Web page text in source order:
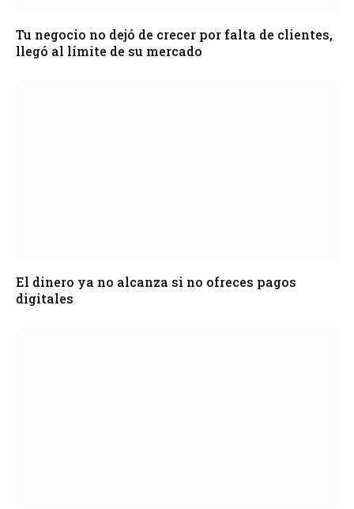
Tu negocio no dejó de crecer por falta de clientes,
llegó al límite de su mercado
El dinero ya no alcanza si no ofreces pagos
digitales